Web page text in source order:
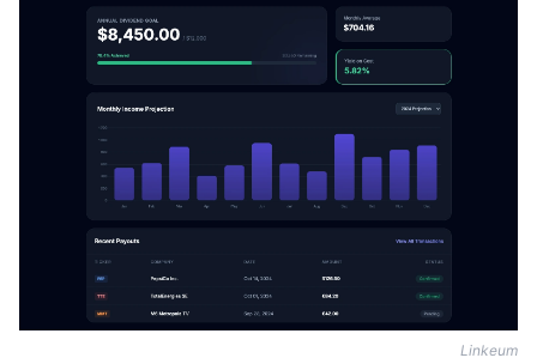
Linkeum